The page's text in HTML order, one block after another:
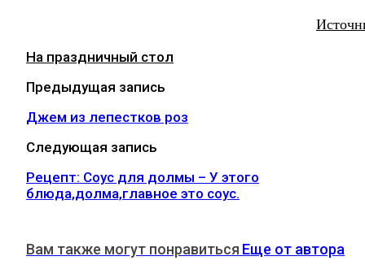
На праздничный стол
Предыдущая запись
Джем из лепестков роз
Следующая запись
Рецепт: Соус для долмы – У этого
блюда,долма,главное это соус.
Вам также могут понравиться Еще от автора